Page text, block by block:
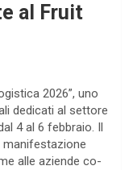
al Fruit
2026”, uno
dedicati al settore
4 al 6 febbraio. Il
alle aziende co-